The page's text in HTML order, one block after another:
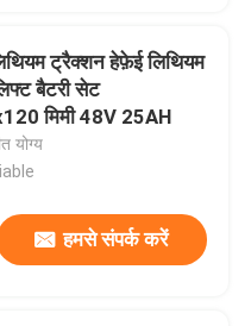
ट्रैक्शन हेफ़ेई लिथियम
बैटरी सेट
मिमी 48V 25AH
योग्य
हमसे संपर्क करें